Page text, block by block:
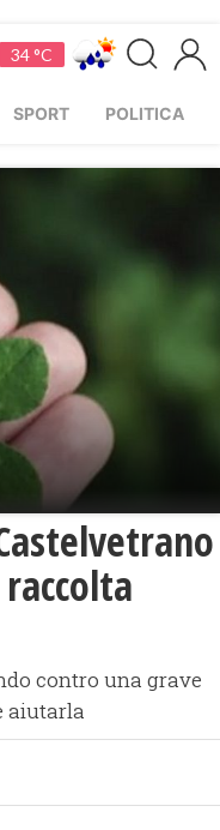
34 °C
SPORT POLITICA
contro una grave
aiutarla